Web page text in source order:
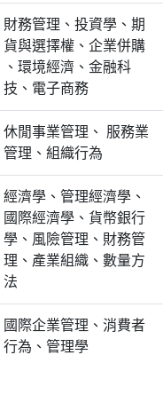
財務管理、投資學、期
貨與選擇權、企業併購
、環境經濟、金融科
技、電子商務
休閒事業管理、 服務業
管理、組織行為
經濟學、管理經濟學、
國際經濟學、貨幣銀行
學、風險管理、財務管
理、產業組織、數量方
法
國際企業管理、消費者
行為、管理學